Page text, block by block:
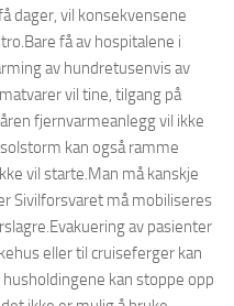
dager, vil konsekvensene
få av hospitalene i
av hundretusenvis av
vil tine, tilgang på
fjernvarmeanlegg vil ikke
kan også ramme
vil starte.Man må kanskje
Sivilforsvaret må mobiliseres
av pasienter
eller til cruiseferger kan
kan stoppe opp